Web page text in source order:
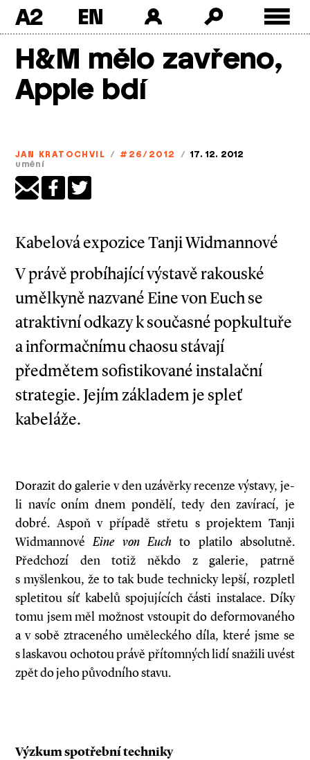
A2
H&M mělo zavřeno,
Apple bdí
JAN KRATOCHVIL / #26/2012 / 17. 12. 2012
umění
Kabelová expozice Tanji Widmannové
V právě probíhající výstavě rakouské
umělkyně nazvané Eine von Euch se
atraktivní odkazy k současné popkultuře
a informačnímu chaosu stávají
předmětem sofistikované instalační
strategie. Jejím základem je spleť
kabeláže.
Dorazit do galerie v den uzávěrky recenze výstavy, je-
li navíc oním dnem pondělí, tedy den zavírací, je
dobré. Aspoň v případě střetu s projektem Tanji
WidmannovéEine von Euch to platilo absolutně.
Předchozí den totiž někdo z galerie, patrně
s myšlenkou, že to tak bude technicky lepší, rozpletl
spletitou síť kabelů spojujících části instalace. Díky
tomu jsem měl možnost vstoupit do deformovaného
a v sobě ztraceného uměleckého díla, které jsme se
s laskavou ochotou právě přítomných lidí snažili uvést
zpět do jeho původního stavu.
Výzkum spotřební techniky